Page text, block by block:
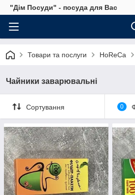
"Дім Посуди" - посуда для Вас
Товари та послуги HoReCa
Чайники заварювальні
Сортування 0